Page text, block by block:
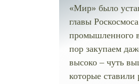
«Мир» было
главы
промышленного
пор закупаем
высоко – чуть
которые ставили